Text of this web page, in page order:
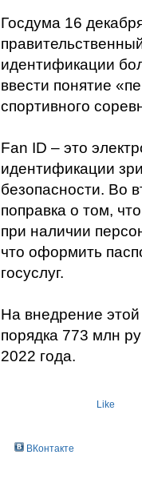
Госдума 16
идентификации
ввести понятие
спортивного
Fan ID – это
идентификации
безопасности. Во
поправка о том,
при наличии
что оформить
госуслуг.
На внедрение
порядка 773 млн
2022 года.
Like
ВКонтакте